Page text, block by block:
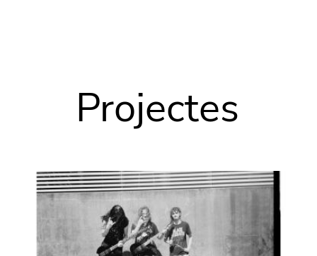
Projectes